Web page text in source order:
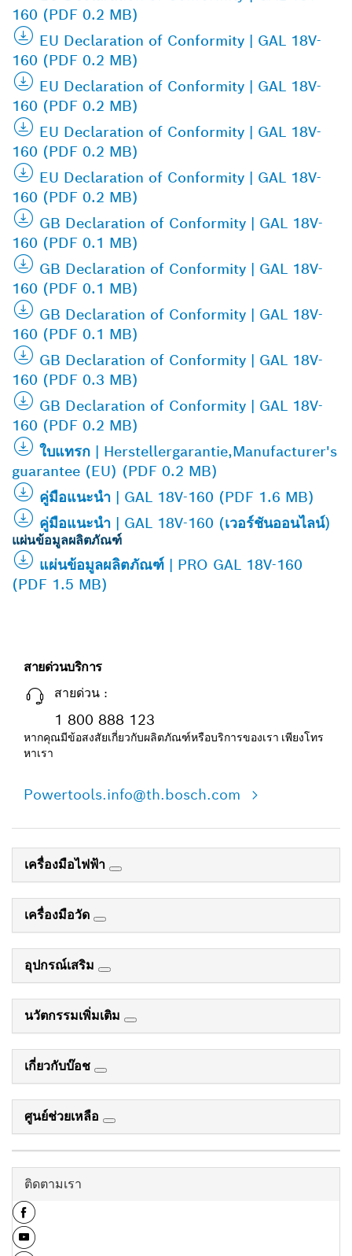
160 (PDF 0.2 MB)
EU Declaration of Conformity | GAL 18V-
160 (PDF 0.2 MB)
EU Declaration of Conformity | GAL 18V-
160 (PDF 0.2 MB)
EU Declaration of Conformity | GAL 18V-
160 (PDF 0.2 MB)
EU Declaration of Conformity | GAL 18V-
160 (PDF 0.2 MB)
GB Declaration of Conformity | GAL 18V-
160 (PDF 0.1 MB)
GB Declaration of Conformity | GAL 18V-
160 (PDF 0.1 MB)
GB Declaration of Conformity | GAL 18V-
160 (PDF 0.1 MB)
GB Declaration of Conformity | GAL 18V-
160 (PDF 0.3 MB)
GB Declaration of Conformity | GAL 18V-
160 (PDF 0.2 MB)
ใบแทรก | Herstellergarantie,Manufacturer's
guarantee (EU) (PDF 0.2 MB)
คู่มือแนะนำ | GAL 18V-160 (PDF 1.6 MB)
คู่มือแนะนำ | GAL 18V-160 (เวอร์ชันออนไลน์)
แผ่นข้อมูลผลิตภัณฑ์
แผ่นข้อมูลผลิตภัณฑ์ | PRO GAL 18V-160
(PDF 1.5 MB)
สายด่วนบริการ
สายด่วน :
1 800 888 123
หากคุณมีข้อสงสัยเกี่ยวกับผลิตภัณฑ์หรือบริการของเรา เพียงโทร
หาเรา
Powertools.info@th.bosch.com
เครื่องมือไฟฟ้า
เครื่องมือวัด
อุปกรณ์เสริม
นวัตกรรมเพิ่มเติม
เกี่ยวกับบ๊อช
ศูนย์ช่วยเหลือ
ติดตามเรา